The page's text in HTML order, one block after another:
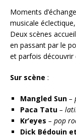
Moments
musicale
Deux scènes
en passant par le
et parfois découvrir
Sur scène :
Mangled Sun –
Paca Tatu –
Kr’eyes – pop
Dick Bédouin